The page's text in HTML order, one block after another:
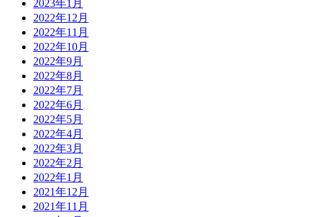
2023年1月
2022年12月
2022年11月
2022年10月
2022年9月
2022年8月
2022年7月
2022年6月
2022年5月
2022年4月
2022年3月
2022年2月
2022年1月
2021年12月
2021年11月